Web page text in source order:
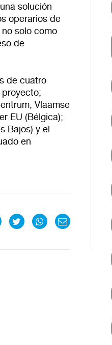
solución
operarios de
solo como
de
de cuatro
Vlaamse
EU (Bélgica);
Bajos) y el
en